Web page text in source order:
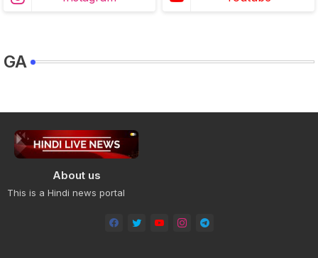
GA
About us
This is a Hindi news portal